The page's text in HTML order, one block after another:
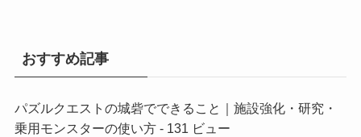
おすすめ記事
パズルクエストの城砦でできること｜施設強化・研究・
乗用モンスターの使い方- 131 ビュー